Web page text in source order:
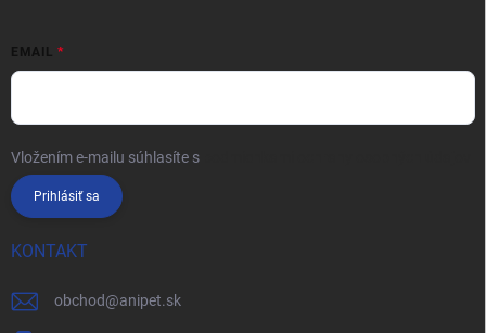
EMAIL
Vložením e-mailu súhlasíte s
Prihlásiť sa
KONTAKT
obchod@anipet.sk